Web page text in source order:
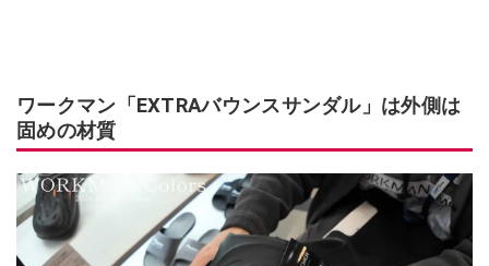
ワークマン「EXTRAバウンスサンダル」は外側は
固めの材質